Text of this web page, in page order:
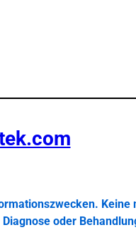
oder